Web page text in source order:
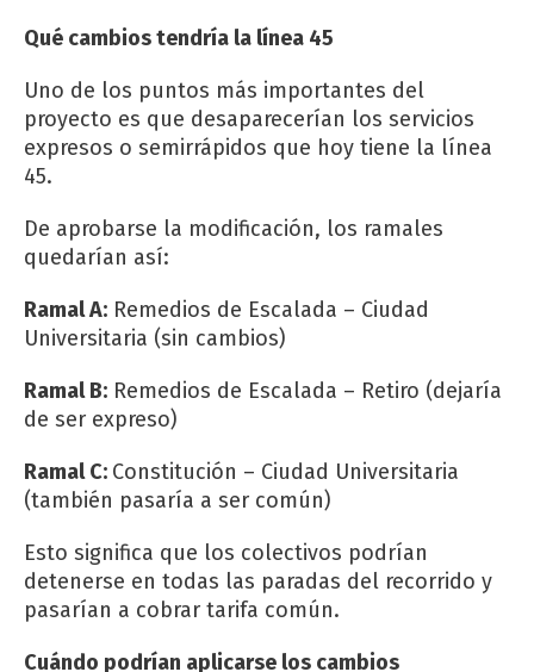
Qué cambios tendría la línea 45
Uno de los puntos más importantes del
proyecto es que desaparecerían los servicios
expresos o semirrápidos que hoy tiene la línea
45.
De aprobarse la modificación, los ramales
quedarían así:
Ramal A: Remedios de Escalada – Ciudad
Universitaria (sin cambios)
Ramal B: Remedios de Escalada – Retiro (dejaría
de ser expreso)
Ramal C: Constitución – Ciudad Universitaria
(también pasaría a ser común)
Esto significa que los colectivos podrían
detenerse en todas las paradas del recorrido y
pasarían a cobrar tarifa común.
Cuándo podrían aplicarse los cambios